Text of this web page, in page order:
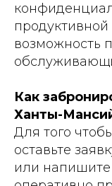
возможность
Как
Ханты-
Для того
оставьте
или